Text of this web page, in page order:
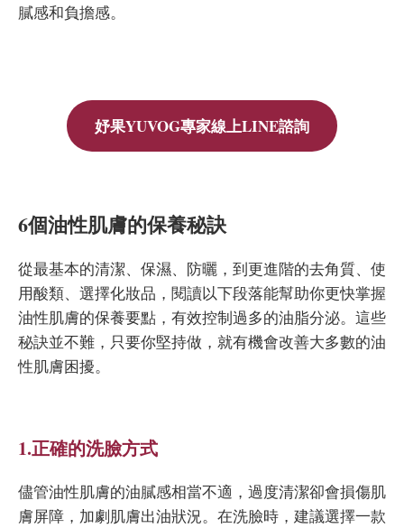
膩感和負擔感。
妤果YUVOG專家線上LINE諮詢
6個油性肌膚的保養秘訣
從最基本的清潔、保濕、防曬，到更進階的去角質、使
用酸類、選擇化妝品，閱讀以下段落能幫助你更快掌握
油性肌膚的保養要點，有效控制過多的油脂分泌。這些
秘訣並不難，只要你堅持做，就有機會改善大多數的油
性肌膚困擾。
1.正確的洗臉方式
儘管油性肌膚的油膩感相當不適，過度清潔卻會損傷肌
膚屏障，加劇肌膚出油狀況。在洗臉時，建議選擇一款